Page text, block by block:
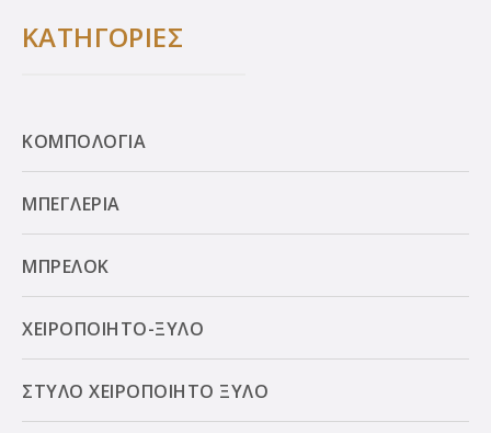
ΚΑΤΗΓΟΡΙΕΣ
ΚΟΜΠΟΛΟΓΙΑ
ΜΠΕΓΛΕΡΙΑ
ΜΠΡΕΛΟΚ
ΧΕΙΡΟΠΟΙΗΤΟ-ΞΥΛΟ
ΣΤΥΛΟ ΧΕΙΡΟΠΟΙΗΤΟ ΞΥΛΟ